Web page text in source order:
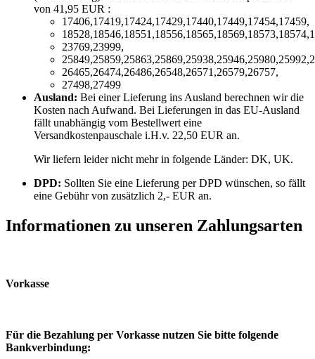
von 41,95 EUR :
17406,17419,17424,17429,17440,17449,17454,17459,
23769,23999,
26465,26474,26486,26548,26571,26579,26757,
27498,27499
Ausland: Bei einer Lieferung ins Ausland berechnen wir die
Kosten nach Aufwand. Bei Lieferungen in das EU-Ausland
fällt unabhängig vom Bestellwert eine
Versandkostenpauschale i.H.v. 22,50 EUR an.
Wir liefern leider nicht mehr in folgende Länder: DK, UK.
DPD: Sollten Sie eine Lieferung per DPD wünschen, so fällt
eine Gebühr von zusätzlich 2,- EUR an.
Informationen zu unseren Zahlungsarten
Vorkasse
Für die Bezahlung per Vorkasse nutzen Sie bitte folgende
Bankverbindung: